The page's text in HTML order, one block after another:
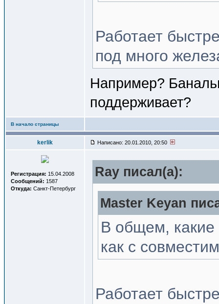
Работает
под много
Например?
поддерживает?
В начало страницы
kerlik Написано: 20.01.2010, 20:50
Регистрация: 15.04.2008
Сообщений: 1587
Откуда: Санкт-Петербург
Ray писал(a):
Master Keyan
В общем, какие
как с
Работает